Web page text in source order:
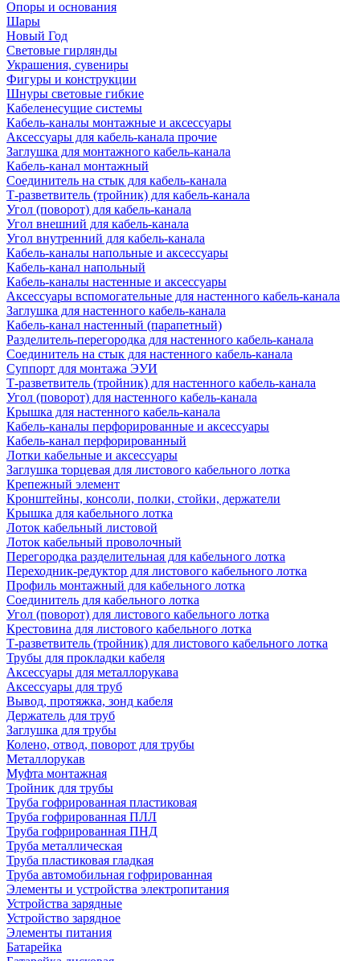
Опоры и основания
Шары
Новый Год
Световые гирлянды
Украшения, сувениры
Фигуры и конструкции
Шнуры световые гибкие
Кабеленесущие системы
Кабель-каналы монтажные и аксессуары
Аксессуары для кабель-канала прочие
Заглушка для монтажного кабель-канала
Кабель-канал монтажный
Соединитель на стык для кабель-канала
Т-разветвитель (тройник) для кабель-канала
Угол (поворот) для кабель-канала
Угол внешний для кабель-канала
Угол внутренний для кабель-канала
Кабель-каналы напольные и аксессуары
Кабель-канал напольный
Кабель-каналы настенные и аксессуары
Аксессуары вспомогательные для настенного кабель-канала
Заглушка для настенного кабель-канала
Кабель-канал настенный (парапетный)
Разделитель-перегородка для настенного кабель-канала
Соединитель на стык для настенного кабель-канала
Суппорт для монтажа ЭУИ
Т-разветвитель (тройник) для настенного кабель-канала
Угол (поворот) для настенного кабель-канала
Крышка для настенного кабель-канала
Кабель-каналы перфорированные и аксессуары
Кабель-канал перфорированный
Лотки кабельные и аксессуары
Заглушка торцевая для листового кабельного лотка
Крепежный элемент
Кронштейны, консоли, полки, стойки, держатели
Крышка для кабельного лотка
Лоток кабельный листовой
Лоток кабельный проволочный
Перегородка разделительная для кабельного лотка
Переходник-редуктор для листового кабельного лотка
Профиль монтажный для кабельного лотка
Соединитель для кабельного лотка
Угол (поворот) для листового кабельного лотка
Крестовина для листового кабельного лотка
Т-разветвитель (тройник) для листового кабельного лотка
Трубы для прокладки кабеля
Аксессуары для металлорукава
Аксессуары для труб
Вывод, протяжка, зонд кабеля
Держатель для труб
Заглушка для трубы
Колено, отвод, поворот для трубы
Металлорукав
Муфта монтажная
Тройник для трубы
Труба гофрированная пластиковая
Труба гофрированная ПЛЛ
Труба гофрированная ПНД
Труба металлическая
Труба пластиковая гладкая
Труба автомобильная гофрированная
Элементы и устройства электропитания
Устройства зарядные
Устройство зарядное
Элементы питания
Батарейка